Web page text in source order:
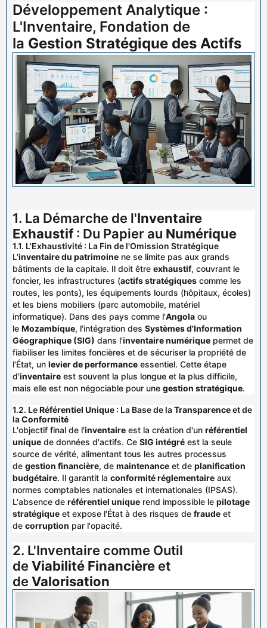
Développement Analytique :
L'Inventaire, Fondation de
la Gestion Stratégique des Actifs
1. La Démarche de l'Inventaire
Exhaustif: Du Papier au Numérique
1.1. L'Exhaustivité : La Fin de l'Omission Stratégique
L'inventaire du patrimoine ne se limite pas aux grands
bâtiments de la capitale. Il doit être exhaustif, couvrant le
foncier, les infrastructures (actifs stratégiques comme les
routes, les ponts), les équipements lourds (hôpitaux, écoles)
et les biens mobiliers (parc automobile, matériel
informatique). Dans des pays comme l'Angola ou
le Mozambique, l'intégration des Systèmes d'Information
Géographique (SIG) dans l'inventaire numérique permet de
fiabiliser les limites foncières et de sécuriser la propriété de
l'État, un levier de performance essentiel. Cette étape
d'inventaire est souvent la plus longue et la plus difficile,
mais elle est non négociable pour une gestion stratégique.
1.2. LeRéférentiel Unique : La Base de laTransparenceet de
laConformité
L'objectif final de l'inventaire est la création d'un référentiel
unique de données d'actifs. Ce SIG intégré est la seule
source de vérité, alimentant tous les autres processus
de gestion financière, de maintenance et de planification
budgétaire. Il garantit la conformité réglementaire aux
normes comptables nationales et internationales (IPSAS).
L'absence de référentiel unique rend impossible le pilotage
stratégique et expose l'État à des risques de fraude et
de corruption par l'opacité.
2. L'Inventaire comme Outil
de Viabilité Financière et
de Valorisation